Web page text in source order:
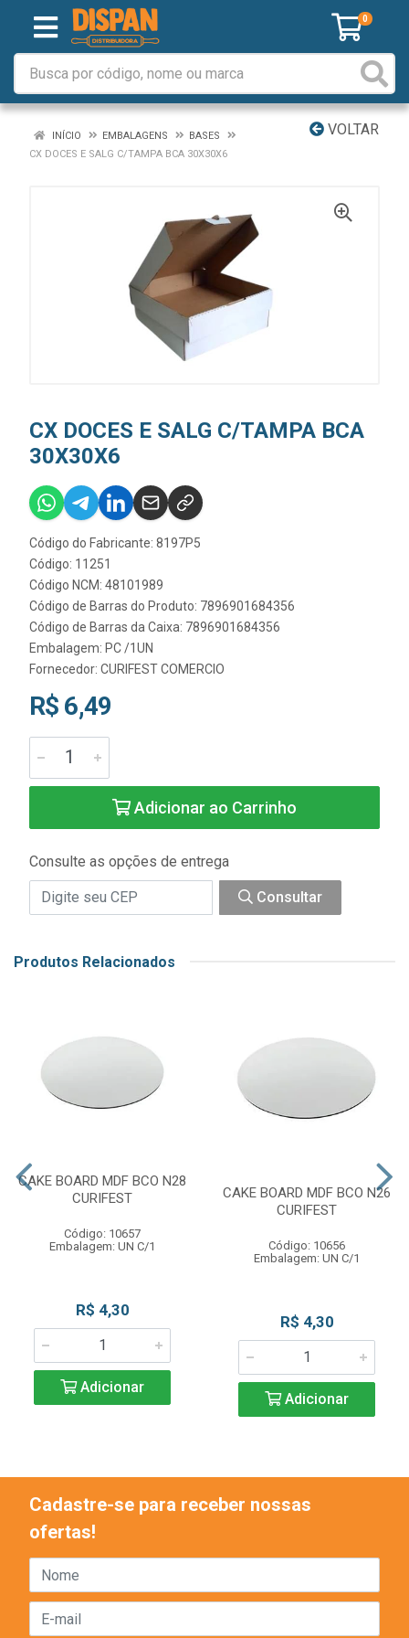
0
VOLTAR
INÍCIO EMBALAGENS
BASES
CX DOCES E SALG C/TAMPA BCA 30X30X6
CX DOCES E SALG C/TAMPA BCA
30X30X6
Código do Fabricante: 8197P5
Código: 11251
Código NCM: 48101989
Código de Barras do Produto: 7896901684356
Código de Barras da Caixa: 7896901684356
Embalagem: PC /1UN
Fornecedor: CURIFEST COMERCIO
R$ 6,49
Adicionar ao Carrinho
Consulte as opções de entrega
Consultar
Produtos Relacionados
CAKE BOARD MDF BCO N28
CURIFEST
Código: 10657
Embalagem: UN C/1
R$ 4,30
Adicionar
CAKE BOARD MDF BCO N26
CURIFEST
Código: 10656
Embalagem: UN C/1
R$ 4,30
Adicionar
Cadastre-se para receber nossas
ofertas!